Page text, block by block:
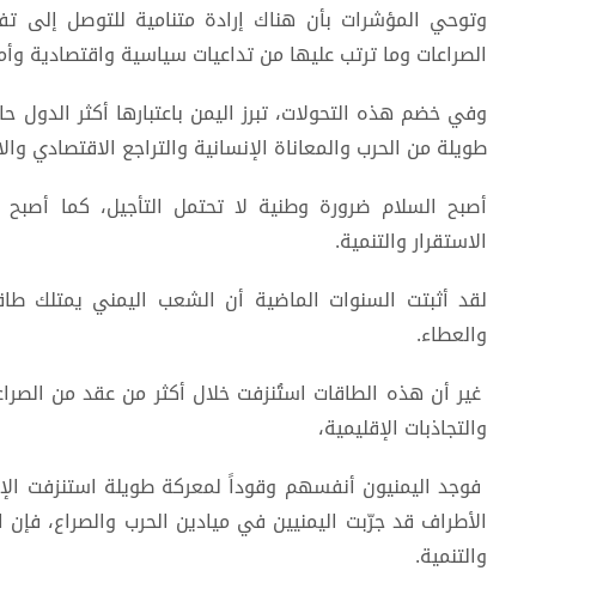
وتوحي المؤشرات بأن هناك إرادة متنامية للتوصل إلى
الصراعات وما ترتب عليها من تداعيات سياسية واقتصادية
وفي خضم هذه التحولات، تبرز اليمن باعتبارها أكثر
طويلة من الحرب والمعاناة الإنسانية والتراجع الاقتصادي
أصبح السلام ضرورة وطنية لا تحتمل التأجيل، كما
الاستقرار والتنمية.
لقد أثبتت السنوات الماضية أن الشعب اليمني يمتلك
والعطاء.
غير أن هذه الطاقات استُنزفت خلال أكثر من عقد من
والتجاذبات الإقليمية،
فوجد اليمنيون أنفسهم وقوداً لمعركة طويلة استنزفت
الأطراف قد جرّبت اليمنيين في ميادين الحرب والصراع،
والتنمية.